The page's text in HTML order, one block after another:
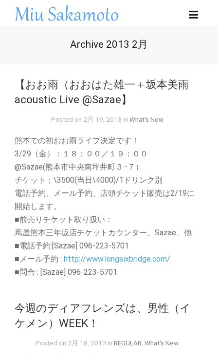
Archive 2013 2月
【おお雨（おおはた雄一＋坂本美雨
acoustic Live @Sazae】
Posted on 2月 19, 2013 in What's New
熊本での初おお雨ライブ決定です！
3/29（金）：１８：００／１９：００
@Sazae(熊本市中央南坪井町３−７）
チケット：\3500(当日\4000)/1ドリンク別
電話予約、メール予約、店頭チケット販売は2/19に
開始します。
■前売りチケット取り扱い：
蔦屋熊本三年坂店チケットカウンター、Sazae、他
■電話予約:[Sazae] 096-223-5701
■メール予約 : http://www.longsixbridge.com/
■問合 : [Sazae] 096-223-5701
今週のディアフレンズは、男性（イ
ケメン）WEEK！
Posted on 2月 18, 2013 inREGULAR ,What's New